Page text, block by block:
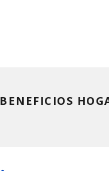
BENEFICIOS